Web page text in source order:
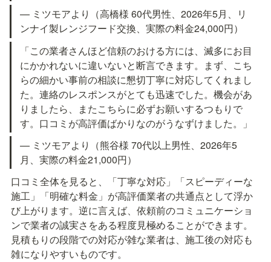
— ミツモアより（高橋様 60代男性、2026年5月、リ
ンナイ製レンジフード交換、実際の料金24,000円）
「この業者さんほど信頼のおける方には、滅多にお目
にかかれないに違いないと断言できます。まず、こち
らの細かい事前の相談に懇切丁寧に対応してくれまし
た。連絡のレスポンスがとても迅速でした。機会があ
りましたら、またこちらに必ずお願いするつもりで
す。口コミが高評価ばかりなのがうなずけました。」
— ミツモアより（熊谷様 70代以上男性、2026年5
月、実際の料金21,000円）
口コミ全体を見ると、「丁寧な対応」「スピーディーな
施工」「明確な料金」が高評価業者の共通点として浮か
び上がります。逆に言えば、依頼前のコミュニケーショ
ンで業者の誠実さをある程度見極めることができます。
見積もりの段階での対応が雑な業者は、施工後の対応も
雑になりやすいものです。